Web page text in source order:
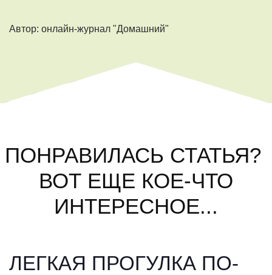
Автор: онлайн-журнал "Домашний"
ПОНРАВИЛАСЬ СТАТЬЯ?
ВОТ ЕЩЕ КОЕ-ЧТО
ИНТЕРЕСНОЕ...
ЛЕГКАЯ ПРОГУЛКА ПО-